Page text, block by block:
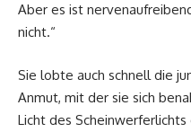
Aber es ist
nicht.“
Sie lobte auch schnell die
Anmut, mit der sie sich
Licht des